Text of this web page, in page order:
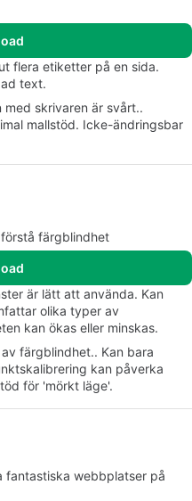
flera etiketter på en sida.
text.
med skrivaren är svårt..
mallstöd. Icke-ändringsbar
färgblindhet
är lätt att använda. Kan
olika typer av
kan ökas eller minskas.
färgblindhet.. Kan bara
kan påverka
för 'mörkt läge'.
fantastiska webbplatser på